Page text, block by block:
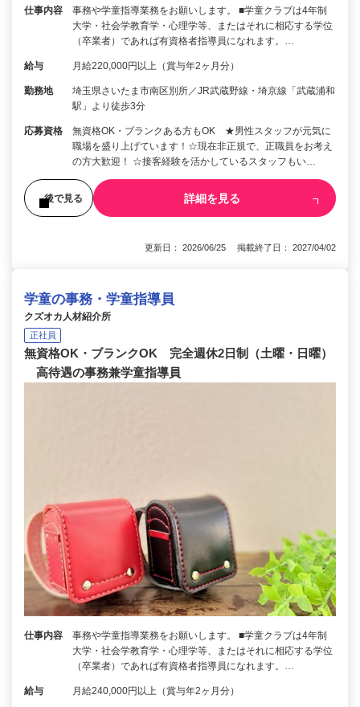
仕事内容
事務や学童指導業務をお願いします。 ■学童クラブは4年制
大学・社会学教育学・心理学等、またはそれに相応する学位
（卒業者）であれば有資格者指導員になれます。…
給与 月給220,000円以上（賞与年2ヶ月分）
勤務地
埼玉県さいたま市南区別所／JR武蔵野線・埼京線「武蔵浦和
駅」より徒歩3分
応募資格
無資格OK・ブランクある方もOK ★男性スタッフが元気に
職場を盛り上げています！☆現在非正規で、正職員をお考え
の方大歓迎！ ☆接客経験を活かしているスタッフもい…
後で見る 詳細を見る
更新日： 2026/06/25 掲載終了日： 2027/04/02
学童の事務・学童指導員
クズオカ人材紹介所
正社員
無資格OK・ブランクOK 完全週休2日制（土曜・日曜）
高待遇の事務兼学童指導員
仕事内容
事務や学童指導業務をお願いします。 ■学童クラブは4年制
大学・社会学教育学・心理学等、またはそれに相応する学位
（卒業者）であれば有資格者指導員になれます。…
給与 月給240,000円以上（賞与年2ヶ月分）